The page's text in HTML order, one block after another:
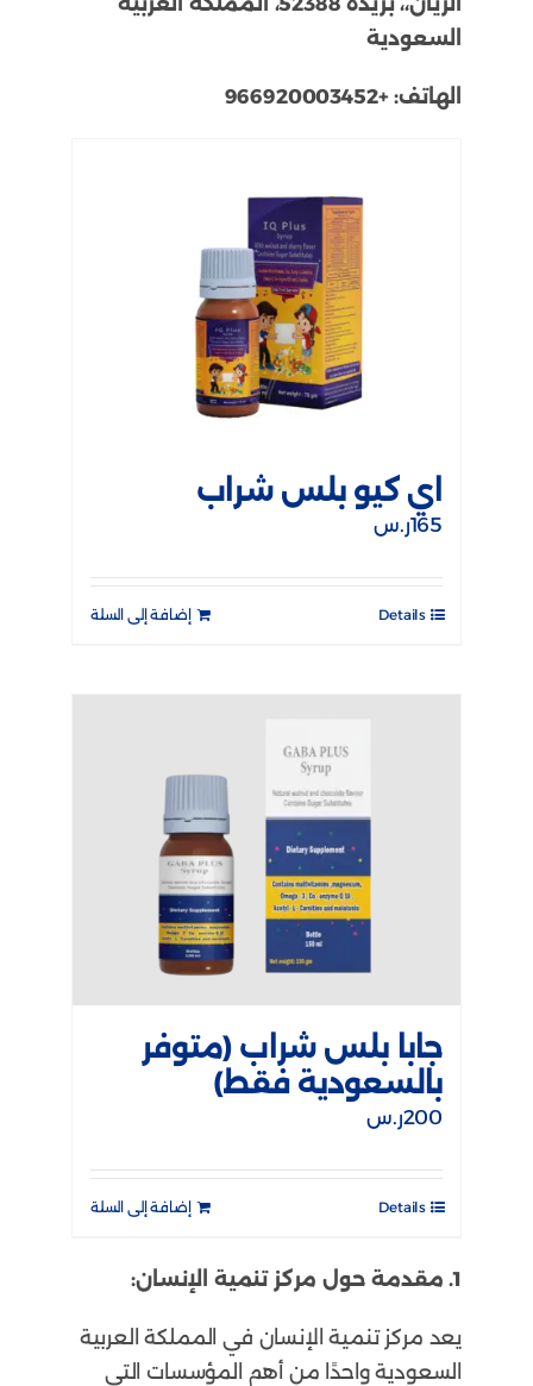
السعودية
الهاتف:+966920003452
اي كيو بلس شراب
165ر.س
إضافة إلى السلة Details
جابا بلس شراب (متوفر
بالسعودية فقط)
200ر.س
إضافة إلى السلة Details
1. مقدمة حول مركز تنمية الإنسان:
يعد مركز تنمية الإنسان في المملكة العربية
السعودية واحدًا من أهم المؤسسات التي